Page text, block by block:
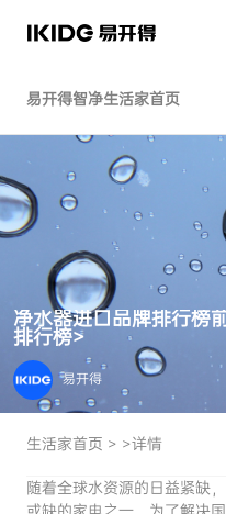
易开得智净生活家首页
净水器进口品牌排行榜
排行榜>
易开得
生活家首页 > >详情
随着全球水资源的日益紧缺